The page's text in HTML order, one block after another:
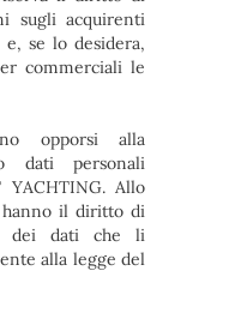
sugli acquirenti
se lo desidera,
commerciali le
opporsi alla
dati personali
YACHTING. Allo
il diritto di
dei dati che li
alla legge del